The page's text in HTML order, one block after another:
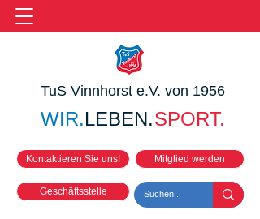
TuS Vinnhorst e.V. von 1956
WIR.LEBEN.SPORT.
Kontaktieren Sie uns! Mitglied werden
Geschäftsstelle